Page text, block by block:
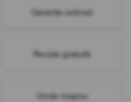
Garanție extinsă
Revizie gratuită
Vinde mașina